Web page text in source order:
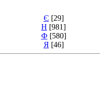
Є [29]
Н [981]
Ф [580]
Я [46]